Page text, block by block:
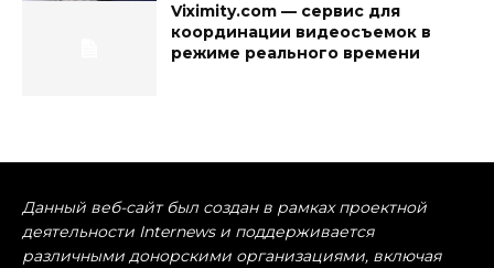
Viximity.com — сервис для
координации видеосъемок в
режиме реального времени
Данный веб-сайт был создан в рамках проектной
деятельности Internews и поддерживается
различными донорскими организациями, включая